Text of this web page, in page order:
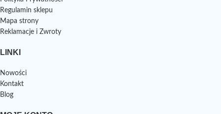
Regulamin sklepu
Mapa strony
Reklamacje i Zwroty
LINKI
Nowości
Kontakt
Blog